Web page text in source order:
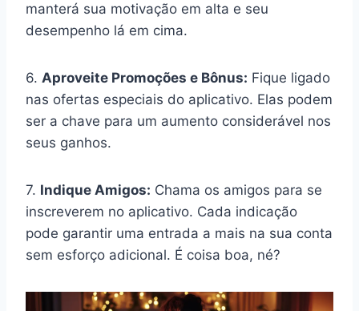
manterá sua motivação em alta e seu
desempenho lá em cima.
6. Aproveite Promoções e Bônus: Fique ligado
nas ofertas especiais do aplicativo. Elas podem
ser a chave para um aumento considerável nos
seus ganhos.
7. Indique Amigos: Chama os amigos para se
inscreverem no aplicativo. Cada indicação
pode garantir uma entrada a mais na sua conta
sem esforço adicional. É coisa boa, né?